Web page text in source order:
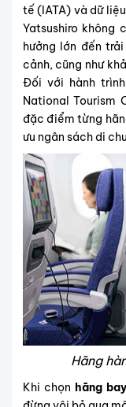
tế (IATA) và dữ
Yatsushiro
hưởng lớn đến
cảnh, cũng như
Đối với hành
National Tourism
đặc điểm từng
ưu ngân sách di
Hãng
Khi chọn hãng